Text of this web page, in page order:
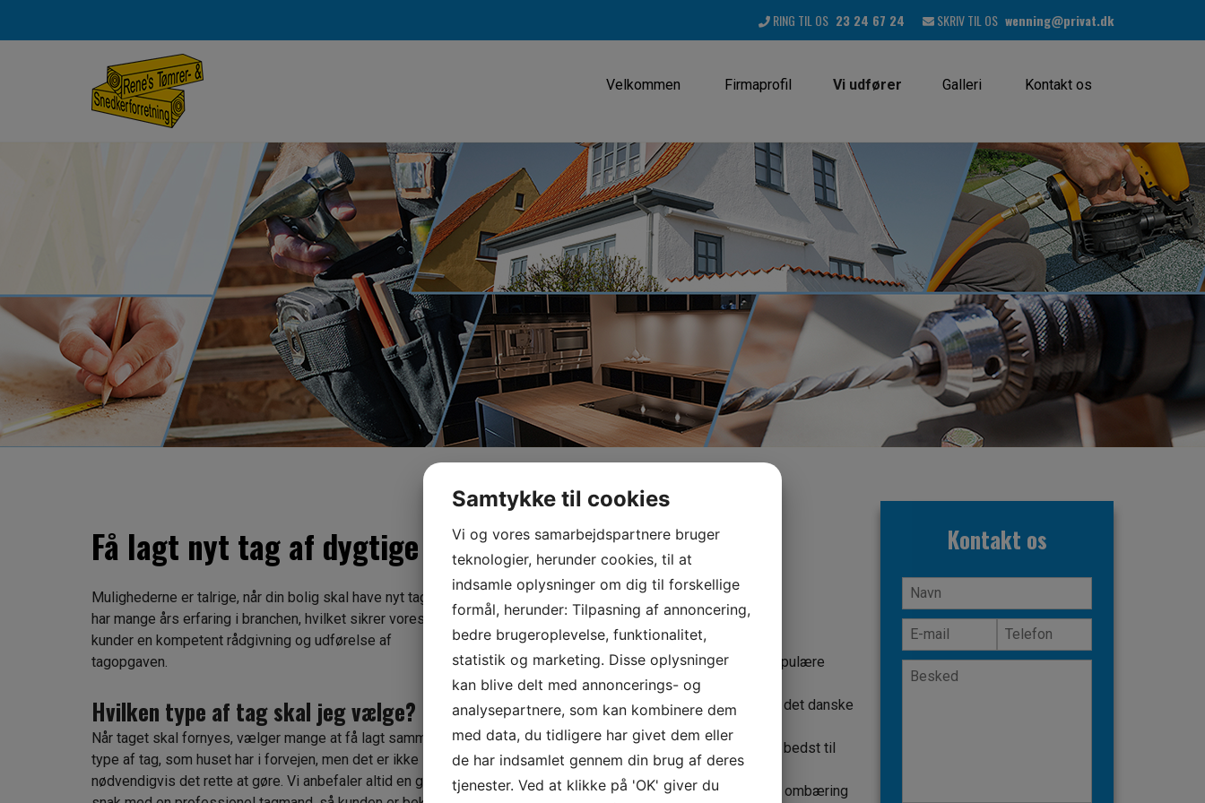
SKRIV TIL OS wenning@privat.dk
RING TIL OS 23 24 67 24
Velkommen Firmaprofil Vi udfører Galleri Kontakt os
Få lagt nyt tag af dygtige fagfolk​
Mulighederne er talrige, når din bolig skal have nyt tag, og vi
har mange års erfaring i branchen, hvilket sikrer vores
kunder en kompetent rådgivning og udførelse af
tagopgaven.
Hvilken type af tag skal jeg vælge?
Når taget skal fornyes, vælger mange at få lagt samme
type af tag, som huset har i forvejen, men det er ikke
nødvendigvis det rette at gøre. Vi anbefaler altid en grundig
Herudover skal du overveje…​
Om taget bør renoveres eller skiftes
Hvordan økonomien ser ud for de mest populære
tagløsninger
Hvordan det tiltænkte tags holdbarhed er i det danske
klima
Hvilken type af nyt tag, der teknisk passer bedst til
din bolig
Om der skal installeres solvarme i samme ombæring
Kontakt os
Samtykke til cookies
Vi og vores samarbejdspartnere bruger
teknologier, herunder cookies, til at
indsamle oplysninger om dig til forskellige
formål, herunder: Tilpasning af annoncering,
bedre brugeroplevelse, funktionalitet,
statistik og marketing. Disse oplysninger
kan blive delt med annoncerings- og
analysepartnere, som kan kombinere dem
med data, du tidligere har givet dem eller
de har indsamlet gennem din brug af deres
tjenester. Ved at klikke på 'OK' giver du